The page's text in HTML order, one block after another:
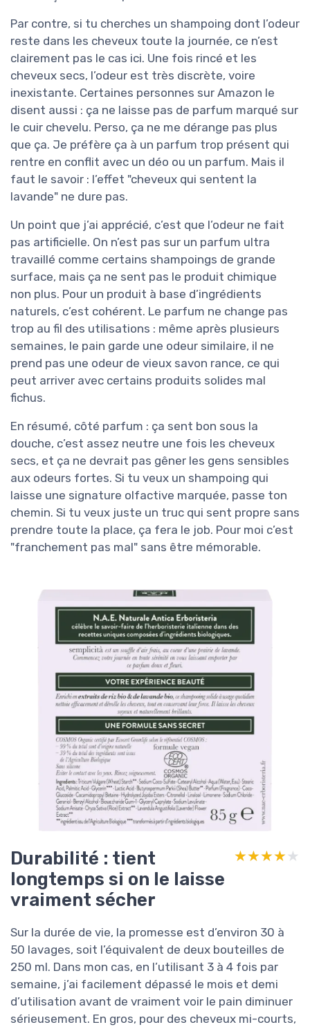
Par contre, si tu cherches un shampoing dont l’odeur
reste dans les cheveux toute la journée, ce n’est
clairement pas le cas ici. Une fois rincé et les
cheveux secs, l’odeur est très discrète, voire
inexistante. Certaines personnes sur Amazon le
disent aussi : ça ne laisse pas de parfum marqué sur
le cuir chevelu. Perso, ça ne me dérange pas plus
que ça. Je préfère ça à un parfum trop présent qui
rentre en conflit avec un déo ou un parfum. Mais il
faut le savoir : l’effet "cheveux qui sentent la
lavande" ne dure pas.
Un point que j’ai apprécié, c’est que l’odeur ne fait
pas artificielle. On n’est pas sur un parfum ultra
travaillé comme certains shampoings de grande
surface, mais ça ne sent pas le produit chimique
non plus. Pour un produit à base d’ingrédients
naturels, c’est cohérent. Le parfum ne change pas
trop au fil des utilisations : même après plusieurs
semaines, le pain garde une odeur similaire, il ne
prend pas une odeur de vieux savon rance, ce qui
peut arriver avec certains produits solides mal
fichus.
En résumé, côté parfum : ça sent bon sous la
douche, c’est assez neutre une fois les cheveux
secs, et ça ne devrait pas gêner les gens sensibles
aux odeurs fortes. Si tu veux un shampoing qui
laisse une signature olfactive marquée, passe ton
chemin. Si tu veux juste un truc qui sent propre sans
prendre toute la place, ça fera le job. Pour moi c’est
"franchement pas mal" sans être mémorable.
Durabilité : tient
longtemps si on le laisse
vraiment sécher
★★★★★
★★★★★
Sur la durée de vie, la promesse est d’environ 30 à
50 lavages, soit l’équivalent de deux bouteilles de
250 ml. Dans mon cas, en l’utilisant 3 à 4 fois par
semaine, j’ai facilement dépassé le mois et demi
d’utilisation avant de vraiment voir le pain diminuer
sérieusement. En gros, pour des cheveux mi-courts,